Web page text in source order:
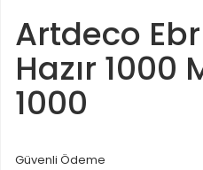
Artdeco
Hazır 1000
1000
Güvenli Ödeme